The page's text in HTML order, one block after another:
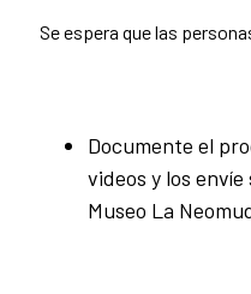
Se espera que las
Documente el
videos y los
Museo La